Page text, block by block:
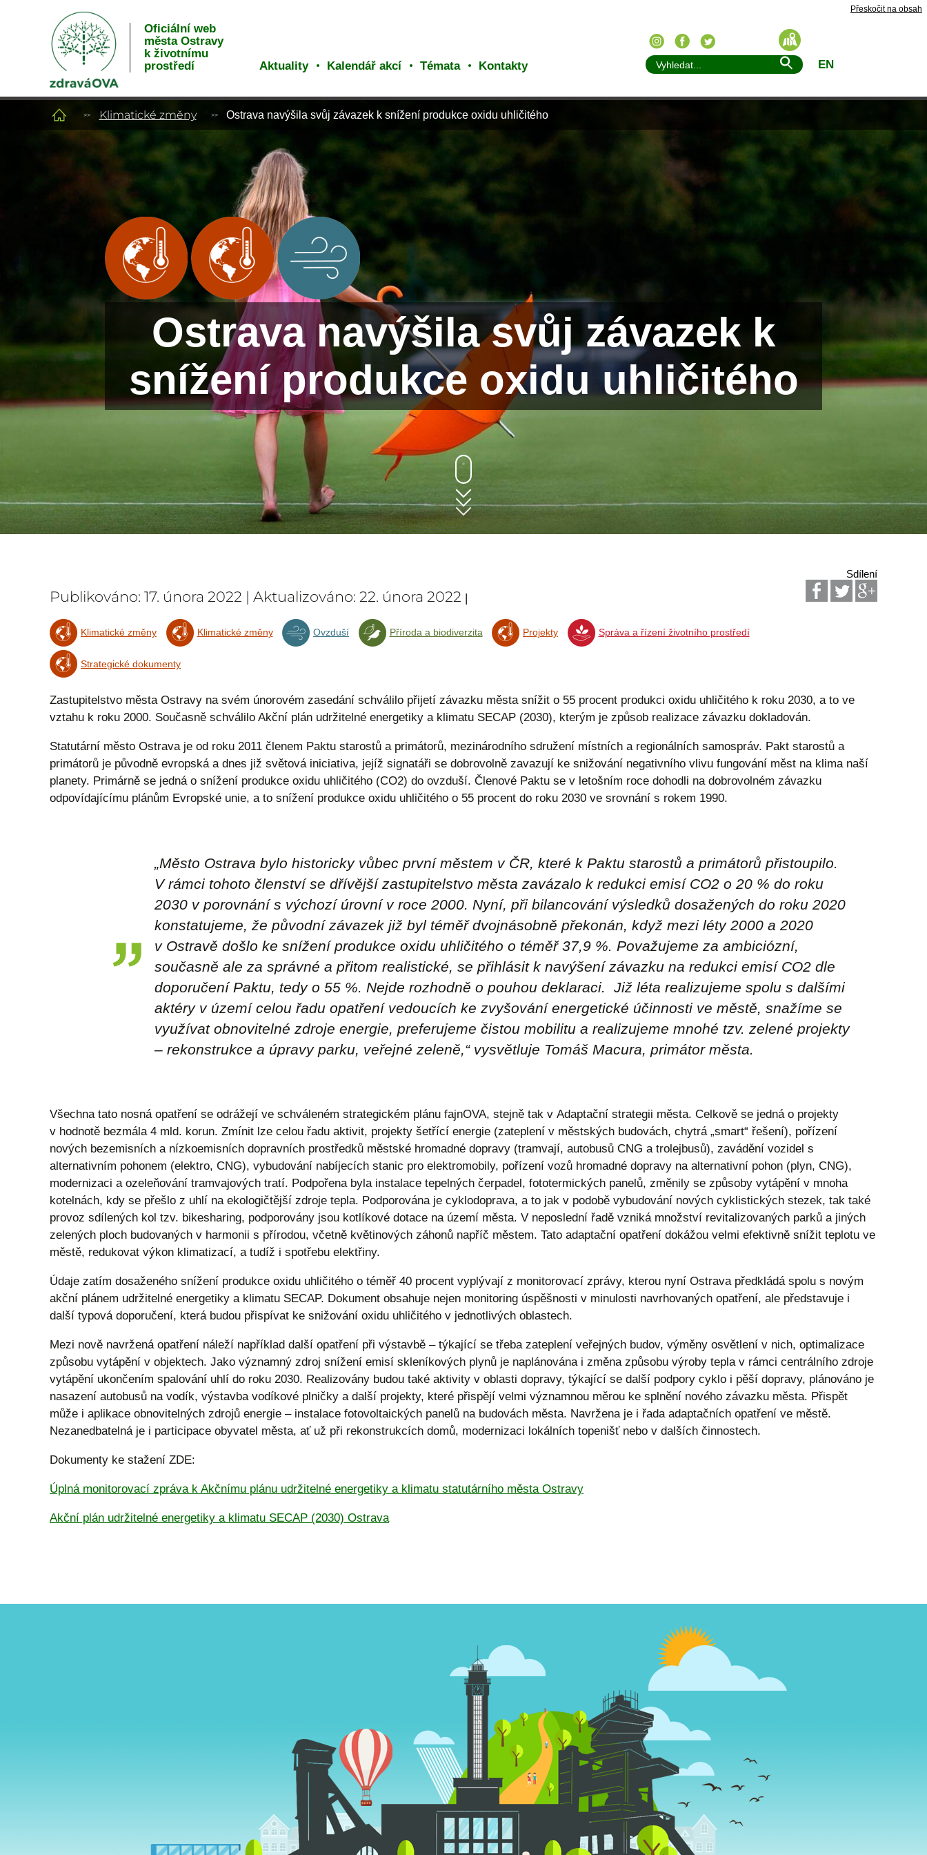
Přeskočit na obsah
Oficiální web
města Ostravy
k životnímu
prostředí
Aktuality Kalendář akcí Témata Kontakty EN
Klimatické změny Ostrava navýšila svůj závazek k snížení produkce oxidu uhličitého
Ostrava navýšila svůj závazek k
snížení produkce oxidu uhličitého
Sdílení
Publikováno: 17. února 2022 | Aktualizováno: 22. února 2022 |
Klimatické změny Klimatické změny Ovzduší Příroda a biodiverzita Projekty Správa a řízení životního prostředí
Strategické dokumenty
Zastupitelstvo města Ostravy na svém únorovém zasedání schválilo přijetí závazku města snížit o 55 procent produkci oxidu uhličitého k roku 2030, a to ve
vztahu k roku 2000. Současně schválilo Akční plán udržitelné energetiky a klimatu SECAP (2030), kterým je způsob realizace závazku dokladován.
Statutární město Ostrava je od roku 2011 členem Paktu starostů a primátorů, mezinárodního sdružení místních a regionálních samospráv. Pakt starostů a
primátorů je původně evropská a dnes již světová iniciativa, jejíž signatáři se dobrovolně zavazují ke snižování negativního vlivu fungování měst na klima naší
planety. Primárně se jedná o snížení produkce oxidu uhličitého (CO2) do ovzduší. Členové Paktu se v letošním roce dohodli na dobrovolném závazku
odpovídajícímu plánům Evropské unie, a to snížení produkce oxidu uhličitého o 55 procent do roku 2030 ve srovnání s rokem 1990.
„Město Ostrava bylo historicky vůbec první městem v ČR, které k Paktu starostů a primátorů přistoupilo.
V rámci tohoto členství se dřívější zastupitelstvo města zavázalo k redukci emisí CO2 o 20 % do roku
2030 v porovnání s výchozí úrovní v roce 2000. Nyní, při bilancování výsledků dosažených do roku 2020
konstatujeme, že původní závazek již byl téměř dvojnásobně překonán, když mezi léty 2000 a 2020
v Ostravě došlo ke snížení produkce oxidu uhličitého o téměř 37,9 %. Považujeme za ambiciózní,
současně ale za správné a přitom realistické, se přihlásit k navýšení závazku na redukci emisí CO2 dle
doporučení Paktu, tedy o 55 %. Nejde rozhodně o pouhou deklaraci. Již léta realizujeme spolu s dalšími
aktéry v území celou řadu opatření vedoucích ke zvyšování energetické účinnosti ve městě, snažíme se
využívat obnovitelné zdroje energie, preferujeme čistou mobilitu a realizujeme mnohé tzv. zelené projekty
– rekonstrukce a úpravy parku, veřejné zeleně,“ vysvětluje Tomáš Macura, primátor města.
Všechna tato nosná opatření se odrážejí ve schváleném strategickém plánu fajnOVA, stejně tak v Adaptační strategii města. Celkově se jedná o projekty
v hodnotě bezmála 4 mld. korun. Zmínit lze celou řadu aktivit, projekty šetřící energie (zateplení v městských budovách, chytrá „smart“ řešení), pořízení
nových bezemisních a nízkoemisních dopravních prostředků městské hromadné dopravy (tramvají, autobusů CNG a trolejbusů), zavádění vozidel s
alternativním pohonem (elektro, CNG), vybudování nabíjecích stanic pro elektromobily, pořízení vozů hromadné dopravy na alternativní pohon (plyn, CNG),
modernizaci a ozeleňování tramvajových tratí. Podpořena byla instalace tepelných čerpadel, fototermických panelů, změnily se způsoby vytápění v mnoha
kotelnách, kdy se přešlo z uhlí na ekologičtější zdroje tepla. Podporována je cyklodoprava, a to jak v podobě vybudování nových cyklistických stezek, tak také
provoz sdílených kol tzv. bikesharing, podporovány jsou kotlíkové dotace na území města. V neposlední řadě vzniká množství revitalizovaných parků a jiných
zelených ploch budovaných v harmonii s přírodou, včetně květinových záhonů napříč městem. Tato adaptační opatření dokážou velmi efektivně snížit teplotu ve
městě, redukovat výkon klimatizací, a tudíž i spotřebu elektřiny.
Údaje zatím dosaženého snížení produkce oxidu uhličitého o téměř 40 procent vyplývají z monitorovací zprávy, kterou nyní Ostrava předkládá spolu s novým
akční plánem udržitelné energetiky a klimatu SECAP. Dokument obsahuje nejen monitoring úspěšnosti v minulosti navrhovaných opatření, ale představuje i
další typová doporučení, která budou přispívat ke snižování oxidu uhličitého v jednotlivých oblastech.
Mezi nově navržená opatření náleží například další opatření při výstavbě – týkající se třeba zateplení veřejných budov, výměny osvětlení v nich, optimalizace
způsobu vytápění v objektech. Jako významný zdroj snížení emisí skleníkových plynů je naplánována i změna způsobu výroby tepla v rámci centrálního zdroje
vytápění ukončením spalování uhlí do roku 2030. Realizovány budou také aktivity v oblasti dopravy, týkající se další podpory cyklo i pěší dopravy, plánováno je
nasazení autobusů na vodík, výstavba vodíkové plničky a další projekty, které přispějí velmi významnou měrou ke splnění nového závazku města. Přispět
může i aplikace obnovitelných zdrojů energie – instalace fotovoltaických panelů na budovách města. Navržena je i řada adaptačních opatření ve městě.
Nezanedbatelná je i participace obyvatel města, ať už při rekonstrukcích domů, modernizaci lokálních topenišť nebo v dalších činnostech.
Dokumenty ke stažení ZDE:
Úplná monitorovací zpráva k Akčnímu plánu udržitelné energetiky a klimatu statutárního města Ostravy
Akční plán udržitelné energetiky a klimatu SECAP (2030) Ostrava